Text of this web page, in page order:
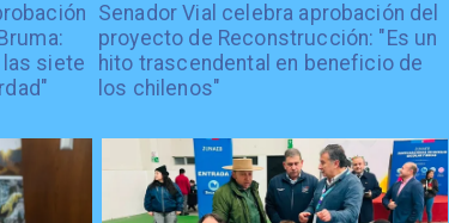
siete
Senador Vial celebra aprobación del
proyecto de Reconstrucción: "Es un
hito trascendental en beneficio de
los chilenos"